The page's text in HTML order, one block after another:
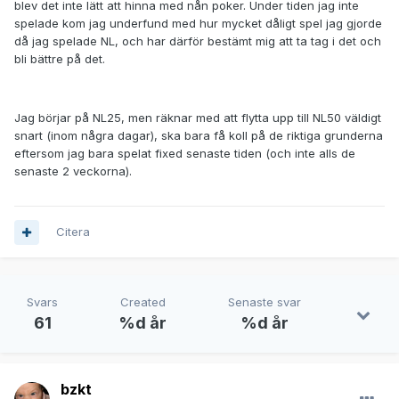
blev det inte lätt att hinna med nån poker. Under tiden jag inte
spelade kom jag underfund med hur mycket dåligt spel jag gjorde
då jag spelade NL, och har därför bestämt mig att ta tag i det och
bli bättre på det.
Jag börjar på NL25, men räknar med att flytta upp till NL50 väldigt
snart (inom några dagar), ska bara få koll på de riktiga grunderna
eftersom jag bara spelat fixed senaste tiden (och inte alls de
senaste 2 veckorna).
Citera
Svars
61
Created
%d år
Senaste svar
%d år
bzkt